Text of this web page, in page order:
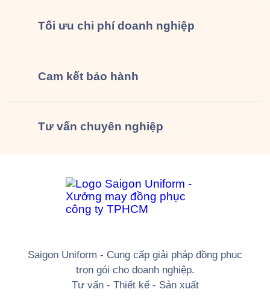
Tối ưu chi phí doanh nghiệp
Cam kết bảo hành
Tư vấn chuyên nghiệp
Saigon Uniform - Cung cấp giải pháp đồng phục
trọn gói cho doanh nghiệp.
Tư vấn - Thiết kế - Sản xuất